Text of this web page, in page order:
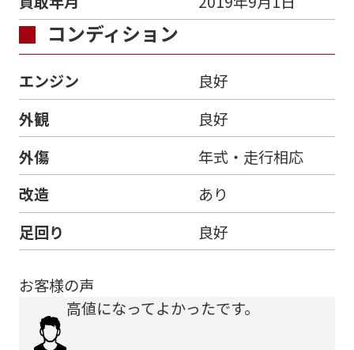
コンディション
エンジン
良好
外観
良好
外傷
年式・走行相応
改造
あり
足回り
良好
お客様の声
高値になってよかったです。